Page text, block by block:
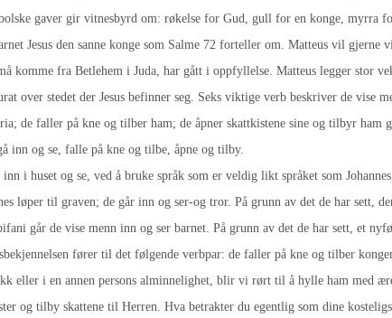
gaver gir vitnesbyrd om: røkelse for Gud, gull for en konge,
Jesus den sanne konge som Salme 72 forteller om. Matteus vil gjerne
komme fra Betlehem i Juda, har gått i oppfyllelse. Matteus legger stor
over stedet der Jesus befinner seg. Seks viktige verb beskriver de vise
de faller på kne og tilber ham; de åpner skattkistene sine og tilbyr ham
inn og se, falle på kne og tilbe, åpne og tilby.
i huset og se, ved å bruke språk som er veldig likt språket som
løper til graven; de går inn og ser-og tror. På grunn av det de har sett,
går de vise menn inn og ser barnet. På grunn av det de har sett, et
fører til det følgende verbpar: de faller på kne og tilber
eller i en annen persons alminnelighet, blir vi rørt til å hylle ham med
og tilby skattene til Herren. Hva betrakter du egentlig som dine